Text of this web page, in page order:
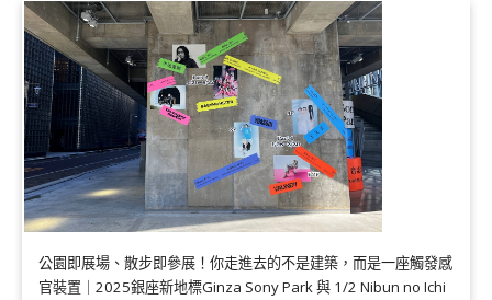
公園即展場、散步即參展！你走進去的不是建築，而是一座觸發感
官裝置｜2025銀座新地標Ginza Sony Park 與 1/2 Nibun no Ichi